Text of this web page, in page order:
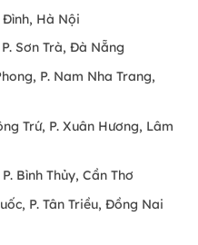
Giá Rẻ?
đồng nghiệp, học
ngày thường – như
quà tặng số lượng
Đình, Hà Nội
Sơn Trà, Đà Nẵng
P. Nam Nha Trang,
Trứ, P. Xuân Hương, Lâm
Bình Thủy, Cần Thơ
P. Tân Triều, Đồng Nai